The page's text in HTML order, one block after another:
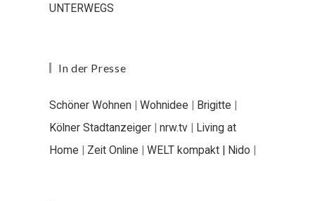
UNTERWEGS
In der Presse
Schöner Wohnen | Wohnidee | Brigitte |
Kölner Stadtanzeiger | nrw.tv | Living at
Home | Zeit Online | WELT kompakt | Nido |